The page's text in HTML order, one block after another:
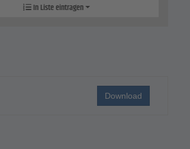
In Liste eintragen
Download